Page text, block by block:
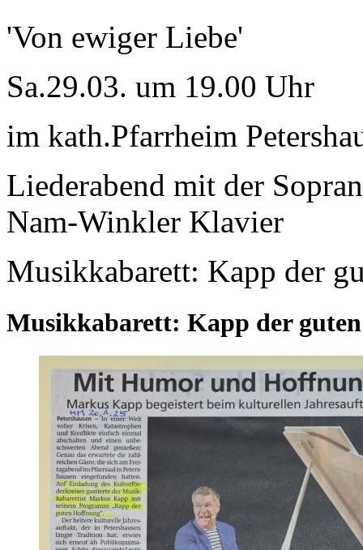
'Von ewiger Liebe'
Sa.29.03. um 19.00 Uhr
im kath.Pfarrheim
Liederabend mit der
Nam-Winkler Klavier
Musikkabarett: Kapp der
Musikkabarett: Kapp der